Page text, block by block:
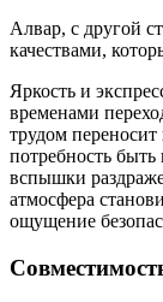
Алвар, с другой
качествами,
Яркость и
временами
трудом
потребность
вспышки
атмосфера
ощущение